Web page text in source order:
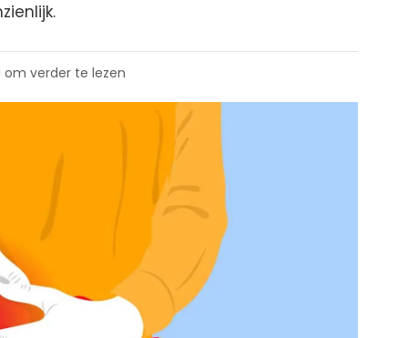
om verder te lezen